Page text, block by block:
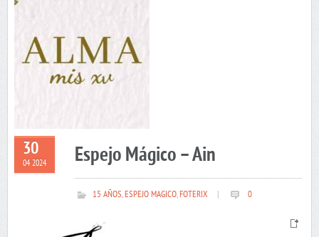
30
04 2024 Espejo Mágico – Ain
15 AÑOS,ESPEJO MAGICO,FOTERIX 0